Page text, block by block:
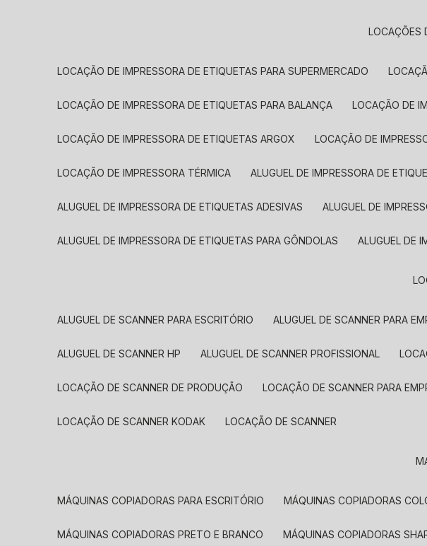
LOCAÇÃO DE IMPRESSORA DE ETIQUETAS PARA SUPERMERCADO
LOCAÇÃO DE IMPRESSORA DE ETIQUETAS PARA BALANÇA LOCAÇÃO DE
LOCAÇÃO DE IMPRESSORA DE ETIQUETAS ARGOX LOCAÇÃO DE
LOCAÇÃO DE IMPRESSORA TÉRMICA ALUGUEL DE IMPRESSORA DE
ALUGUEL DE IMPRESSORA DE ETIQUETAS ADESIVAS ALUGUEL DE
ALUGUEL DE IMPRESSORA DE ETIQUETAS PARA GÔNDOLAS ALUGUEL DE
ALUGUEL DE SCANNER PARA ESCRITÓRIO ALUGUEL DE SCANNER PARA
ALUGUEL DE SCANNER HP ALUGUEL DE SCANNER PROFISSIONAL
LOCAÇÃO DE SCANNER DE PRODUÇÃO LOCAÇÃO DE SCANNER PARA
LOCAÇÃO DE SCANNER KODAK LOCAÇÃO DE SCANNER
MÁQUINAS COPIADORAS PARA ESCRITÓRIO MÁQUINAS COPIADORAS
MÁQUINAS COPIADORAS PRETO E BRANCO MÁQUINAS COPIADORAS